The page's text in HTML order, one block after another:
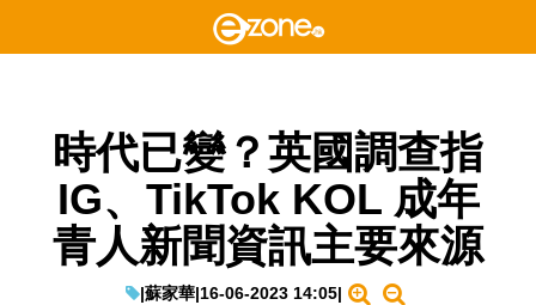
時代已變？英國調查指
IG、TikTok KOL 成年
青人新聞資訊主要來源
|蘇家華|16-06-2023 14:05|